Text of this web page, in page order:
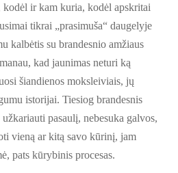
ir kam kuria, kodėl apskritai
tikrai „prasimuša“ daugelyje
kalbėtis su brandesnio amžiaus
kad jaunimas neturi ką
šiandienos moksleiviais, jų
istorijai. Tiesiog brandesnis
pasaulį, nebesuka galvos,
vieną ar kitą savo kūrinį, jam
pats kūrybinis procesas.